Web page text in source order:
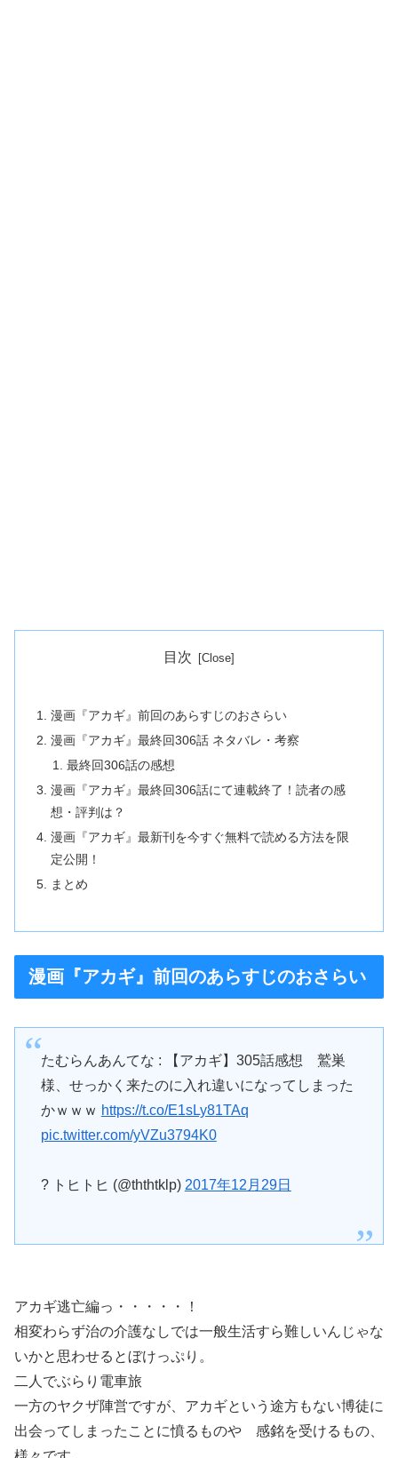
目次
漫画『アカギ』前回のあらすじのおさらい
漫画『アカギ』最終回306話 ネタバレ・考察
最終回306話の感想
漫画『アカギ』最終回306話にて連載終了！読者の感
想・評判は？
漫画『アカギ』最新刊を今すぐ無料で読める方法を限
定公開！
まとめ
漫画『アカギ』前回のあらすじのおさらい
たむらんあんてな : 【アカギ】305話感想 鷲巣
様、せっかく来たのに入れ違いになってしまった
かｗｗｗ https://t.co/E1sLy81TAq
pic.twitter.com/yVZu3794K0
? トヒトヒ (@ththtklp) 2017年12月29日
アカギ逃亡編っ・・・・・！
相変わらず治の介護なしでは一般生活すら難しいんじゃな
いかと思わせるとぼけっぷり。
二人でぶらり電車旅
一方のヤクザ陣営ですが、アカギという途方もない博徒に
出会ってしまったことに憤るものや 感銘を受けるもの、